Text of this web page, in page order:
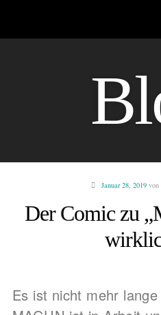
Januar 28, 2019 von
Der Comic zu
Es ist nicht mehr